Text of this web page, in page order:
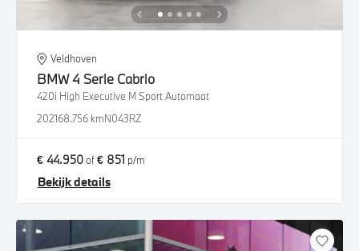
Veldhoven
BMW4 Serie Cabrio
420i High Executive M Sport Automaat
202168.756 kmN043RZ
€ 44.950of€ 851 p/m
Bekijk details